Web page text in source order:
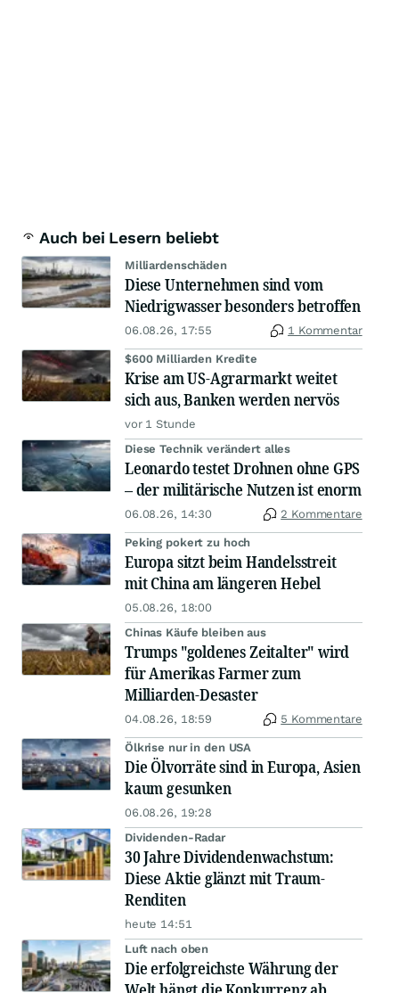
Auch bei Lesern beliebt
Milliardenschäden
Diese Unternehmen sind vom
Niedrigwasser besonders betroffen
06.08.26, 17:55 1 Kommentar
$600 Milliarden Kredite
Krise am US-Agrarmarkt weitet
sich aus, Banken werden nervös
vor 1 Stunde
Diese Technik verändert alles
Leonardo testet Drohnen ohne GPS
– der militärische Nutzen ist enorm
06.08.26, 14:30 2 Kommentare
Peking pokert zu hoch
Europa sitzt beim Handelsstreit
mit China am längeren Hebel
05.08.26, 18:00
Chinas Käufe bleiben aus
Trumps "goldenes Zeitalter" wird
für Amerikas Farmer zum
Milliarden-Desaster
04.08.26, 18:59 5 Kommentare
Ölkrise nur in den USA
Die Ölvorräte sind in Europa, Asien
kaum gesunken
06.08.26, 19:28
Dividenden-Radar
30 Jahre Dividendenwachstum:
Diese Aktie glänzt mit Traum-
Renditen
heute 14:51
Luft nach oben
Die erfolgreichste Währung der